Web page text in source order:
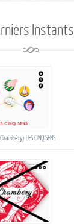
Instants
LES CINQ SENS